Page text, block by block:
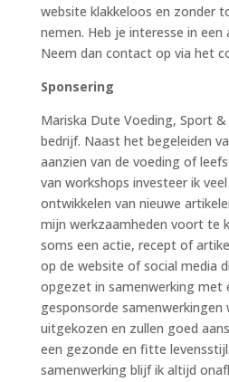
website klakkeloos en zonder
nemen. Heb je interesse in
Neem dan contact op via het
Sponsering
Mariska Dute Voeding, Sport
bedrijf. Naast het begeleiden
aanzien van de voeding of
van workshops investeer ik
ontwikkelen van nieuwe
mijn werkzaamheden voort te
soms een actie, recept of
op de website of social media
opgezet in samenwerking met
gesponsorde
uitgekozen en zullen goed
een gezonde en fitte
samenwerking blijf ik altijd